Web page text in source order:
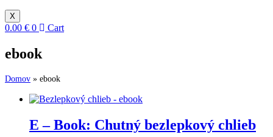
X
0.00 € 0 Cart
ebook
Domov » ebook
E – Book: Chutný bezlepkový chlieb